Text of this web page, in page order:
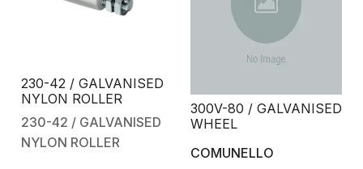
230-42 / GALVANISED
NYLON ROLLER
230-42 / GALVANISED
NYLON ROLLER
300V-80 / GALVANISED
WHEEL
COMUNELLO